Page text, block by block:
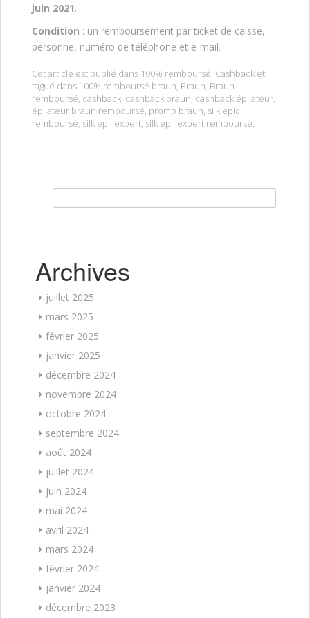
juin 2021.
Condition : un remboursement par ticket de caisse,
personne, numéro de téléphone et e-mail.
Cet article est publié dans 100% remboursé Cashback et
tagué dans 100% remboursé braun Braun Braun
remboursé cashback cashback braun cashback épilateur
épilateur braun remboursé promo braun silk epic
remboursé silk epil expert silk epil expert remboursé
Archives
juillet 2025
mars 2025
février 2025
janvier 2025
décembre 2024
novembre 2024
octobre 2024
septembre 2024
août 2024
juillet 2024
juin 2024
mai 2024
avril 2024
mars 2024
février 2024
janvier 2024
décembre 2023